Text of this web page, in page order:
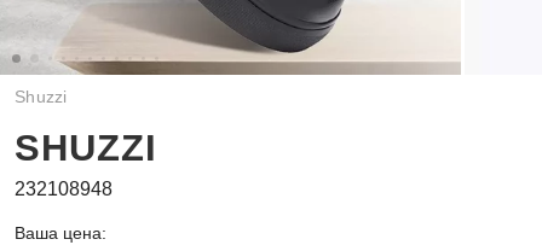
Shuzzi
SHUZZI
232108948
Ваша цена: